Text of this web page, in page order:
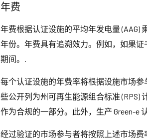
年费
年费根据认证设施的平均年发电量 (AAG)
年份。年费具有追溯效力。例如，如果证
期间。.
每个认证设施的年费率将根据设施市场参
些公开列为州可再生能源组合标准 (RPS)
作为合规的一部分。此外，生产 Green-e
经过验证的市场参与者将按照上述市场费